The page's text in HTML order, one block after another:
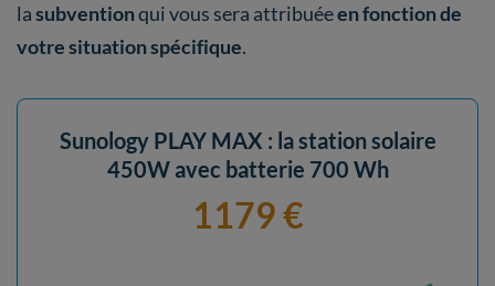
lasubventionqui vous sera attribuéeen fonction de
votre situation spécifique.
Sunology PLAY MAX : la station solaire
450W avec batterie 700 Wh
1179 €